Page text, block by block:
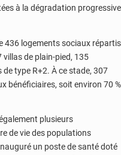
à la dégradation progressive
436 logements sociaux répartis
de plain-pied, 135
type R+2. À ce stade, 307
bénéficiaires, soit environ 70 %
plusieurs
de vie des populations
un poste de santé doté